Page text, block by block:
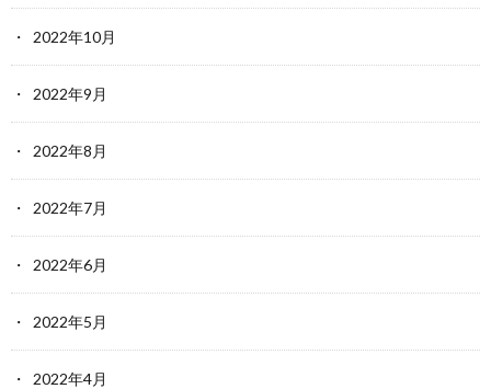
2022年10月
2022年9月
2022年8月
2022年7月
2022年6月
2022年5月
2022年4月